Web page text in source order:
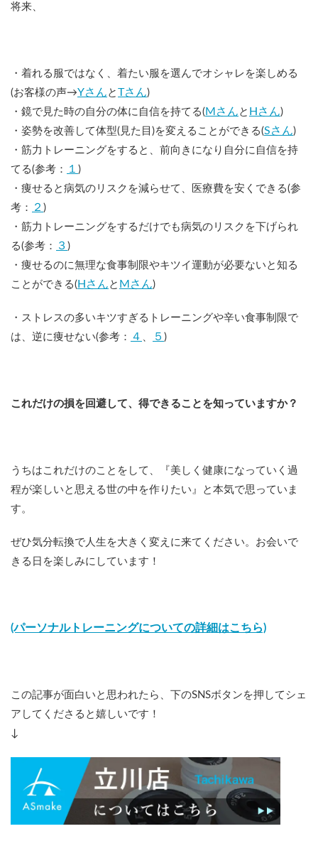
将来、
・着れる服ではなく、着たい服を選んでオシャレを楽しめる
(お客様の声→Yさん と Tさん)
・鏡で見た時の自分の体に自信を持てる(Mさん と Hさん)
・姿勢を改善して体型(見た目)を変えることができる(Sさん)
・筋力トレーニングをすると、前向きになり自分に自信を持
てる(参考：
１ )
・痩せると病気のリスクを減らせて、医療費を安くできる(参
考：
２ )
・筋力トレーニングをするだけでも病気のリスクを下げられ
る(参考：
３ )
・痩せるのに無理な食事制限やキツイ運動が必要ないと知る
ことができる( Hさん と Mさん)
・ストレスの多いキツすぎるトレーニングや辛い食事制限で
は、逆に痩せない(参考： ４ ５ )
これだけの損を回避して、得できることを知っていますか？
うちはこれだけのことをして、『美しく健康になっていく過
程が楽しいと思える世の中を作りたい』と本気で思っていま
す。
ぜひ気分転換で人生を大きく変えに来てください。お会いで
きる日を楽しみにしています！
(パーソナルトレーニングについての詳細はこちら)
この記事が面白いと思われたら、下のSNSボタンを押してシェ
アしてくださると嬉しいです！
↓